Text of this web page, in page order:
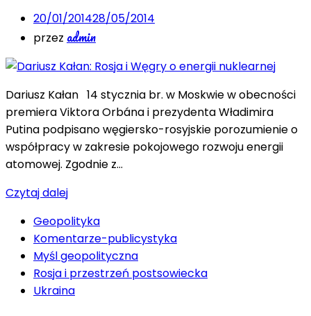
20/01/201428/05/2014
przez admin
Dariusz Kałan 14 stycznia br. w Moskwie w obecności
premiera Viktora Orbána i prezydenta Władimira
Putina podpisano węgiersko-rosyjskie porozumienie o
współpracy w zakresie pokojowego rozwoju energii
atomowej. Zgodnie z…
Czytaj dalej
Geopolityka
Komentarze-publicystyka
Myśl geopolityczna
Rosja i przestrzeń postsowiecka
Ukraina